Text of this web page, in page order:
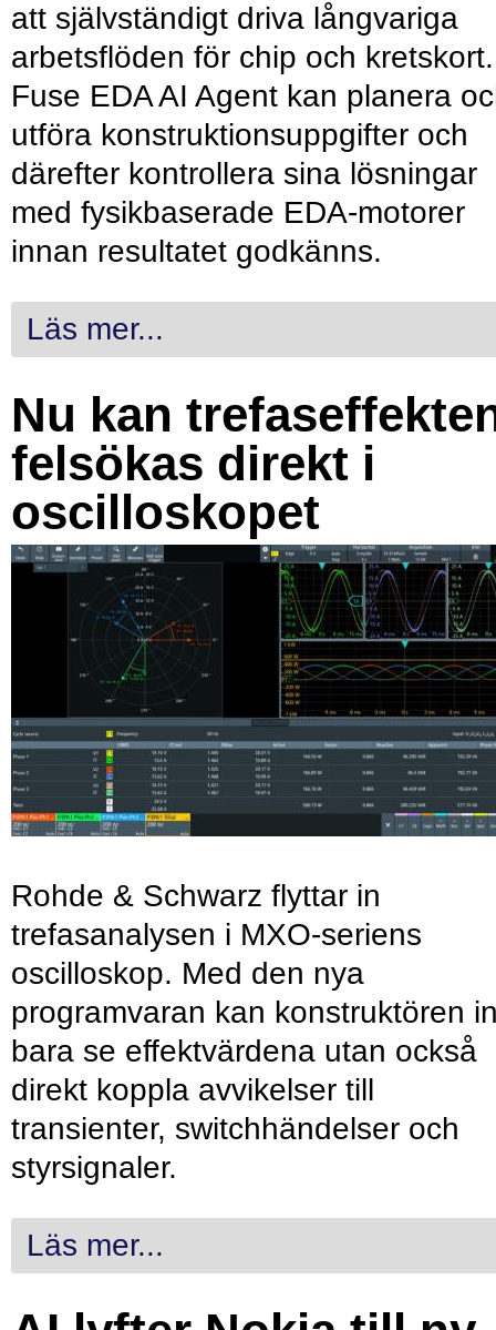
att självständigt driva långvariga
arbetsflöden för chip och kretskort.
Fuse EDA AI Agent kan planera
utföra konstruktionsuppgifter och
därefter kontrollera sina lösningar
med fysikbaserade EDA-motorer
innan resultatet godkänns.
Läs mer...
Nu kan
felsökas direkt i
oscilloskopet
Rohde & Schwarz flyttar in
trefasanalysen i MXO-seriens
oscilloskop. Med den nya
programvaran kan konstruktören
bara se effektvärdena utan också
direkt koppla avvikelser till
transienter, switchhändelser och
styrsignaler.
Läs mer...